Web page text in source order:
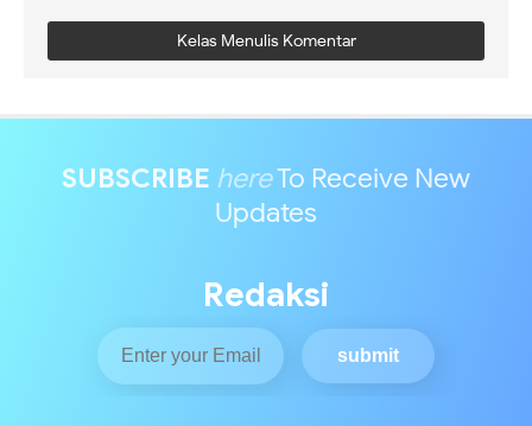
Kelas Menulis Komentar
SUBSCRIBE hereTo Receive New
Updates
Redaksi